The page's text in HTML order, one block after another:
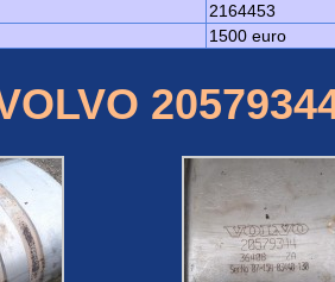
2164453
1500 euro